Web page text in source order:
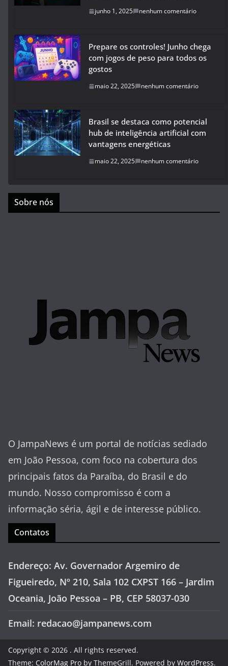
junho 1, 2025 nenhum comentário
Prepare os controles! Junho chega
com jogos de peso para todos os
gostos
maio 22, 2025 nenhum comentário
Brasil se destaca como potencial
hub de inteligência artificial com
vantagens energéticas
maio 22, 2025 nenhum comentário
Sobre nós
O JampaNews é um portal de notícias sediado
em João Pessoa, com foco na cobertura dos
principais fatos da Paraíba, do Brasil e do
mundo. Nosso compromisso é com a
informação séria, ágil e de interesse público.
Contatos
Endereço: Av. Governador Argemiro de
Figueiredo, Nº 210, Sala 102 CXPST 166 – Jardim
Oceania, João Pessoa – PB, CEP 58037-030
Email: redacao@jampanews.com
Copyright © 2026 . All rights reserved.
Theme: ColorMag Pro by ThemeGrill. Powered by WordPress.